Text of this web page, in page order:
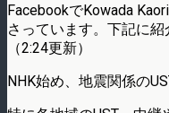
FacebookでKowada
さっています。下記に紹
（2:24更新）
NHK始め、地震関係の